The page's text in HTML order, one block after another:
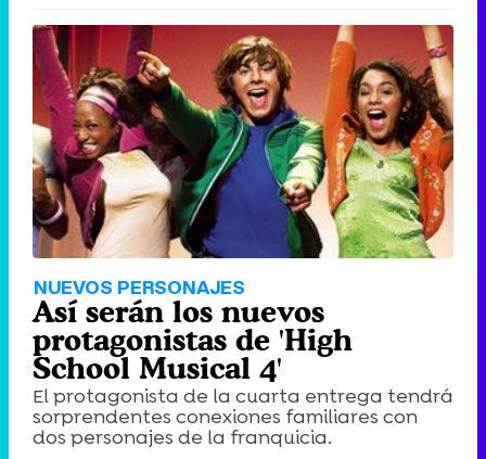
NUEVOS PERSONAJES
Así serán los nuevos
protagonistas de 'High
School Musical 4'
El protagonista de la cuarta entrega tendrá
sorprendentes conexiones familiares con
dos personajes de la franquicia.